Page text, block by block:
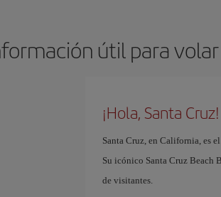
útil para volar
¡Hola, Santa Cruz!
Santa Cruz, en California, es
Su icónico Santa Cruz Beach
de visitantes.